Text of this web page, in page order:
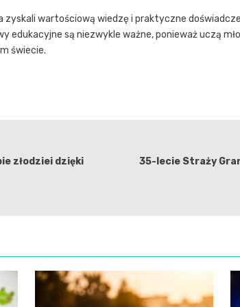
zyskali wartościową wiedzę i praktyczne
edukacyjne są niezwykle ważne, ponieważ uczą
świecie.
złodziei dzięki
35-lecie Straży